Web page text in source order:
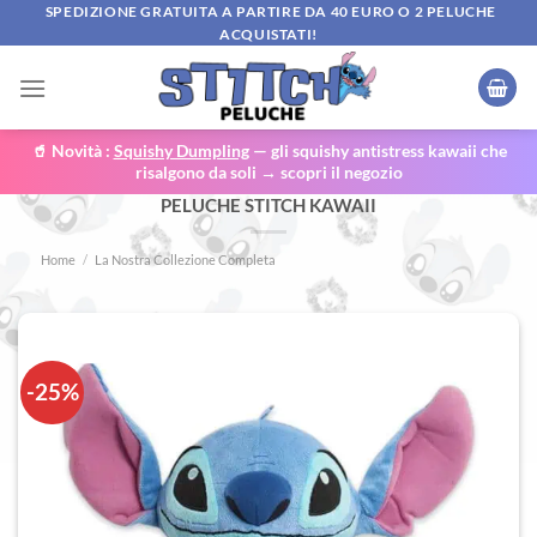
ai
SPEDIZIONE GRATUITA A PARTIRE DA 40 EURO O 2 PELUCHE
ACQUISTATI!
🥤 Novità : Squishy Dumpling— gli squishy antistress kawaii che
risalgono da soli → scopri il negozio
PELUCHE STITCH KAWAII
Home / La Nostra Collezione Completa
-25%